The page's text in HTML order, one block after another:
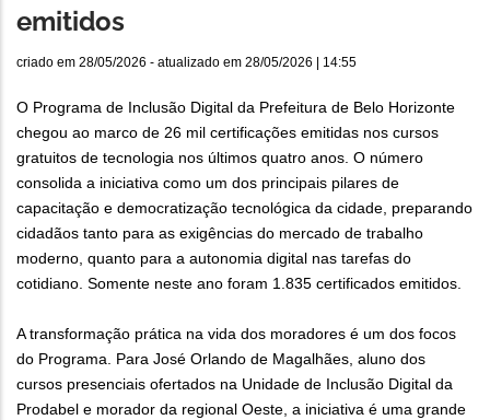
emitidos
criado em 28/05/2026 - atualizado em 28/05/2026 | 14:55
O Programa de Inclusão Digital da Prefeitura de Belo Horizonte
chegou ao marco de 26 mil certificações emitidas nos cursos
gratuitos de tecnologia nos últimos quatro anos. O número
consolida a iniciativa como um dos principais pilares de
capacitação e democratização tecnológica da cidade, preparando
cidadãos tanto para as exigências do mercado de trabalho
moderno, quanto para a autonomia digital nas tarefas do
cotidiano. Somente neste ano foram 1.835 certificados emitidos.
A transformação prática na vida dos moradores é um dos focos
do Programa. Para José Orlando de Magalhães, aluno dos
cursos presenciais ofertados na Unidade de Inclusão Digital da
Prodabel e morador da regional Oeste, a iniciativa é uma grande